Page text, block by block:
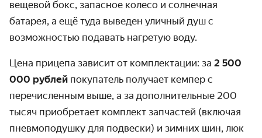
вещевой бокс, запасное колесо и солнечная
батарея, а ещё туда выведен уличный душ с
возможностью подавать нагретую воду.
Цена прицепа зависит от комплектации: за 2 500
000 рублей покупатель получает кемпер с
перечисленным выше, а за дополнительные 200
тысяч приобретает комплект запчастей (включая
пневмоподушку для подвески) и зимних шин, люк